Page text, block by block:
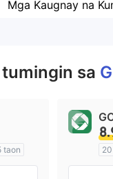
Mga Kaugnay na
sa
taon